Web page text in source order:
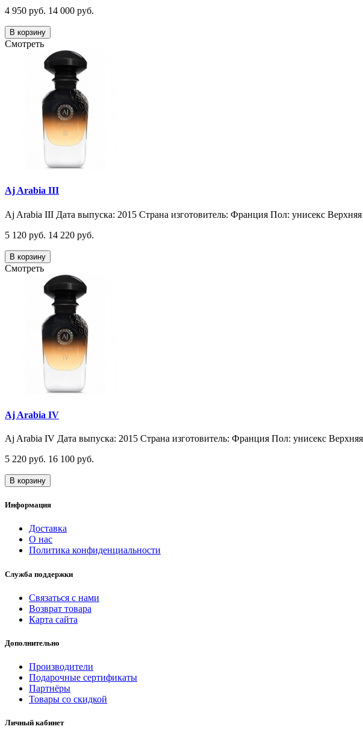
4 950 руб. 14 000 руб.
В корзину
Смотреть
Aj Arabia III
Aj Arabia III Дата выпуска: 2015 Страна изготовитель: Франция Пол: унисекс Верхняя
5 120 руб. 14 220 руб.
В корзину
Смотреть
Aj Arabia IV
Aj Arabia IV Дата выпуска: 2015 Страна изготовитель: Франция Пол: унисекс Верхняя
5 220 руб. 16 100 руб.
В корзину
Информация
Доставка
О нас
Политика конфиденциальности
Служба поддержки
Связаться с нами
Возврат товара
Карта сайта
Дополнительно
Производители
Подарочные сертификаты
Партнёры
Товары со скидкой
Личный кабинет